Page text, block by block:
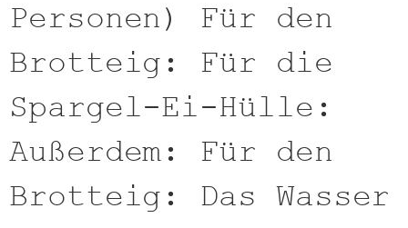
Personen) Für den
Brotteig: Für die
Spargel-Ei-Hülle:
Außerdem: Für den
Brotteig: Das Wasser